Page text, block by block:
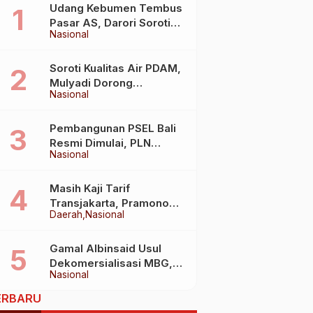
Nasional
Udang Kebumen Tembus
Pasar AS, Darori Soroti
Dampaknya bagi Warga
Nasional
Soroti Kualitas Air PDAM,
Mulyadi Dorong
Standardisasi Lewat RUU
Nasional
Pembangunan PSEL Bali
Resmi Dimulai, PLN
Dukung Penuh
Pengelolaan Sampah Jadi
Energi Listrik
Daerah Nasional
Masih Kaji Tarif
Transjakarta, Pramono
Pastikan Prioritaskan
Nasional
Gamal Albinsaid Usul
Dekomersialisasi MBG,
Libatkan Pesantren dan